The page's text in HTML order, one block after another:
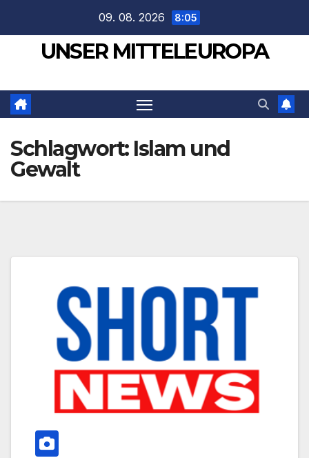
springen
09. 08. 2026 8:05
UNSER MITTELEUROPA
Schlagwort: Islam und
Gewalt